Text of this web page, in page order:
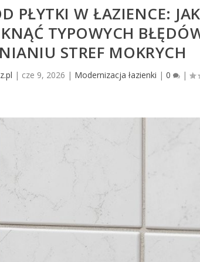
PŁYTKI W ŁAZIENCE:
TYPOWYCH
STREF MOKRYCH
| cze 9, 2026 | Modernizacja łazienki | 0 |